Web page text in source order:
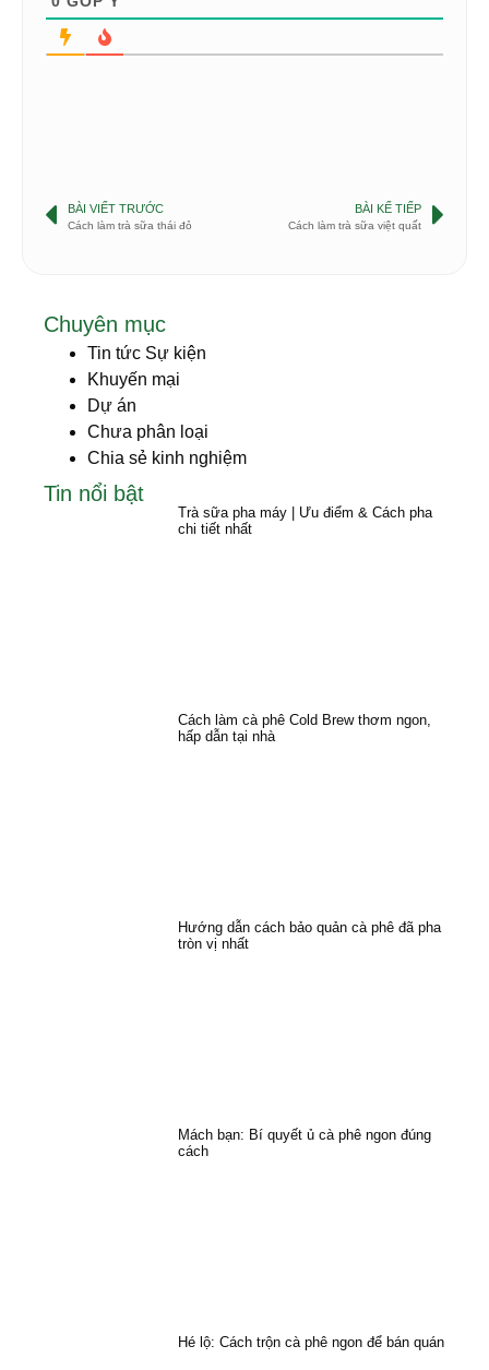
BÀI VIẾT TRƯỚC
Cách làm trà sữa thái đỏ
BÀI KẾ TIẾP
Cách làm trà sữa việt quất
Chuyên mục
Tin tức Sự kiện
Khuyến mại
Dự án
Chưa phân loại
Chia sẻ kinh nghiệm
Tin nổi bật
Trà sữa pha máy | Ưu điểm & Cách pha
chi tiết nhất
Cách làm cà phê Cold Brew thơm ngon,
hấp dẫn tại nhà
Hướng dẫn cách bảo quản cà phê đã pha
tròn vị nhất
Mách bạn: Bí quyết ủ cà phê ngon đúng
cách
Hé lộ: Cách trộn cà phê ngon để bán quán